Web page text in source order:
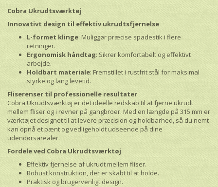
Cobra Ukrudtsværktøj
Innovativt design til effektiv ukrudtsfjernelse
L-formet klinge: Muliggør præcise spadestik i flere
retninger.
Ergonomisk håndtag: Sikrer komfortabelt og effektivt
arbejde.
Holdbart materiale: Fremstillet i rustfrit stål for maksimal
styrke og lang levetid.
Fliserenser til professionelle resultater
Cobra Ukrudtsværktøj er det ideelle redskab til at fjerne ukrudt
mellem fliser og i revner på gangbroer. Med en længde på 315 mm er
værktøjet designet til at levere præcision og holdbarhed, så du nemt
kan opnå et pænt og vedligeholdt udseende på dine
udendørsarealer.
Fordele ved Cobra Ukrudtsværktøj
Effektiv fjernelse af ukrudt mellem fliser.
Robust konstruktion, der er skabt til at holde.
Praktisk og brugervenligt design.